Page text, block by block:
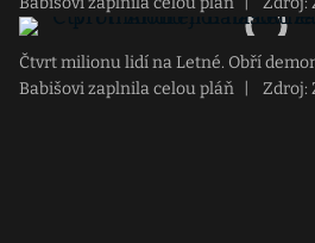
Čtvrt milionu lidí na Letné. Obří
Babišovi zaplnila celou pláň
Zdroj: